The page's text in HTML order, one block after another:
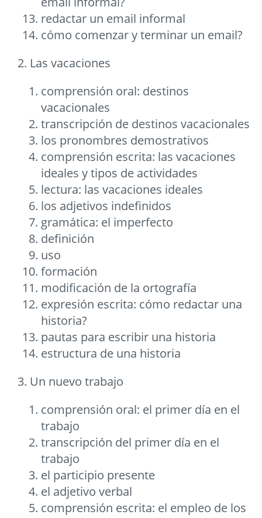
redactar un email informal
cómo comenzar y terminar un email?
2. Las vacaciones
comprensión oral: destinos
vacacionales
transcripción de destinos vacacionales
los pronombres demostrativos
comprensión escrita: las vacaciones
ideales y tipos de actividades
lectura: las vacaciones ideales
los adjetivos indefinidos
gramática: el imperfecto
definición
uso
formación
modificación de la ortografía
expresión escrita: cómo redactar una
historia?
pautas para escribir una historia
estructura de una historia
3. Un nuevo trabajo
comprensión oral: el primer día en el
trabajo
transcripción del primer día en el
trabajo
el participio presente
el adjetivo verbal
comprensión escrita: el empleo de los